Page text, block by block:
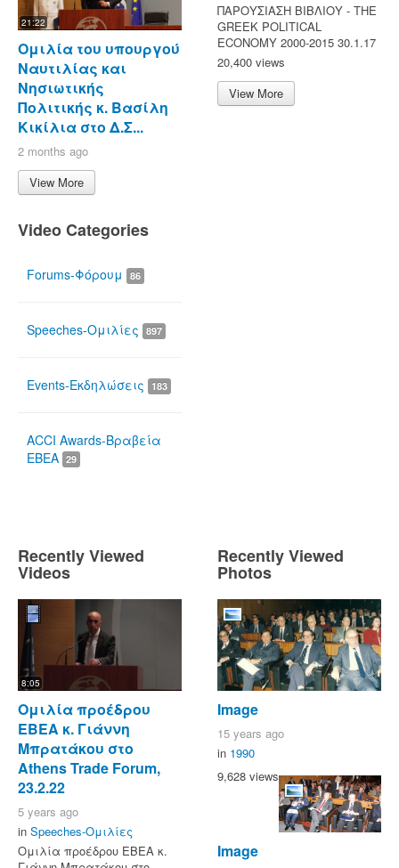
21:22
Ομιλία του υπουργού
Ναυτιλίας και
Νησιωτικής
Πολιτικής κ. Βασίλη
Κικίλια στο Δ.Σ...
2 months ago
View More
Video Categories
Forums-Φόρουμ 86
Speeches-Ομιλίες 897
Events-Εκδηλώσεις 183
ACCI Awards-Βραβεία
ΕΒΕΑ 29
ΠΑΡΟΥΣΙΑΣΗ ΒΙΒΛΙΟΥ - ΤΗΕ
GREEK POLITICAL
ECONOMY 2000-2015 30.1.17
20,400 views
View More
Recently Viewed
Videos
8:05
Ομιλία προέδρου
ΕΒΕΑ κ. Γιάννη
Μπρατάκου στο
Athens Trade Forum,
23.2.22
5 years ago
in Speeches-Ομιλίες
Ομιλία προέδρου ΕΒΕΑ κ.
Recently Viewed
Photos
Image
15 years ago
in 1990
9,628 views
Image